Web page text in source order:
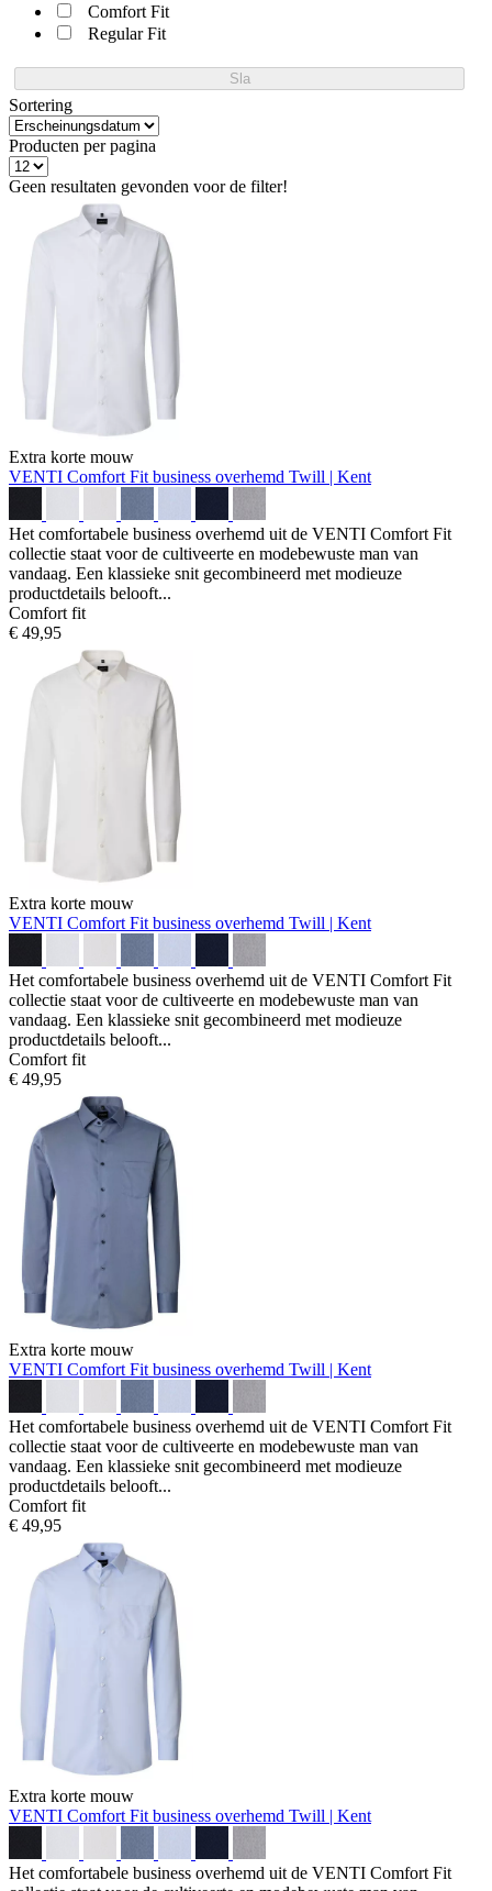
Comfort Fit
Regular Fit
Sla
Sortering
Producten per pagina
Geen resultaten gevonden voor de filter!
Extra korte mouw
VENTI Comfort Fit business overhemd Twill | Kent
Het comfortabele business overhemd uit de VENTI Comfort Fit
collectie staat voor de cultiveerte en modebewuste man van
vandaag. Een klassieke snit gecombineerd met modieuze
productdetails belooft...
Comfort fit
€ 49,95
Extra korte mouw
VENTI Comfort Fit business overhemd Twill | Kent
Het comfortabele business overhemd uit de VENTI Comfort Fit
collectie staat voor de cultiveerte en modebewuste man van
vandaag. Een klassieke snit gecombineerd met modieuze
productdetails belooft...
Comfort fit
€ 49,95
Extra korte mouw
VENTI Comfort Fit business overhemd Twill | Kent
Het comfortabele business overhemd uit de VENTI Comfort Fit
collectie staat voor de cultiveerte en modebewuste man van
vandaag. Een klassieke snit gecombineerd met modieuze
productdetails belooft...
Comfort fit
€ 49,95
Extra korte mouw
VENTI Comfort Fit business overhemd Twill | Kent
Het comfortabele business overhemd uit de VENTI Comfort Fit